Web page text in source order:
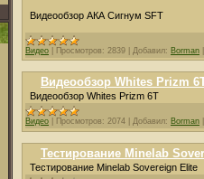
Видеообзор АКА Сигнум SFT
Видео Просмотров: 2839 Добавил: Borman
Видеообзор Whites Prizm
Видеообзор Whites Prizm 6T
Видео Просмотров: 2074 Добавил: Borman
Тестирование Minelab
Тестирование Minelab Sovereign Elite